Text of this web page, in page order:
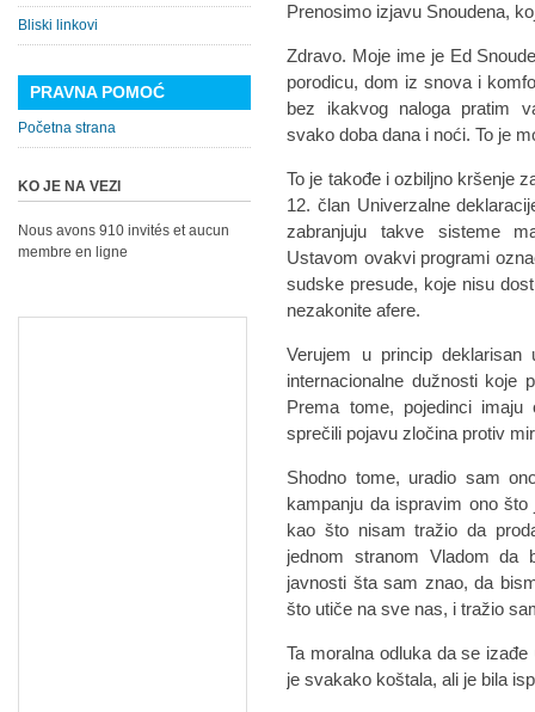
Prenosimo izjavu Snoudena,
Zdravo. Moje ime je Ed
porodicu, dom iz snova i
bez ikakvog naloga pratim
svako doba dana i noći. To je
To je takođe i ozbiljno kršenje
12. član Univerzalne
zabranjuju takve sisteme
Ustavom ovakvi programi
sudske presude, koje nisu
nezakonite afere.
Verujem u princip deklarisan
internacionalne dužnosti koje
Prema tome, pojedinci
sprečili pojavu zločina protiv
Shodno tome, uradio sam
kampanju da ispravim ono
kao što nisam tražio da
jednom stranom Vladom da
javnosti šta sam znao, da
što utiče na sve nas, i tražio
Ta moralna odluka da se
je svakako koštala, ali je bila
Bliski linkovi
PRAVNA POMOĆ
Početna strana
KO JE NA VEZI
Nous avons 910 invités et aucun
membre en ligne